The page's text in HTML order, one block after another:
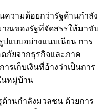
วามด้อยกว่ารัฐด้านกำลัง
าณของรัฐที่จัดสรรให้มาขับ
แบบอย่างแนบเนียน การ
ภัยจากธุรกิจและภาค
เก็บเงินที่อ้างว่าเป็นการ
นหมู่บ้าน
านกำลังมวลชน ด้วยการ